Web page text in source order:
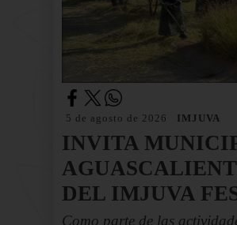
5 de agosto de 2026 IMJUVA
INVITA
DEL IMJUVA
Como parte de las